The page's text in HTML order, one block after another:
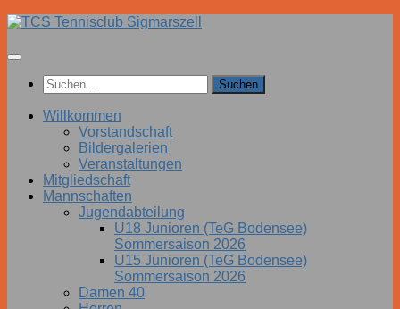
Zum
springen
Suchen
nach:
Willkommen
Vorstandschaft
Bildergalerien
Veranstaltungen
Mitgliedschaft
Mannschaften
Jugendabteilung
U18 Junioren (TeG Bodensee)
Sommersaison 2026
U15 Junioren (TeG Bodensee)
Sommersaison 2026
Damen 40